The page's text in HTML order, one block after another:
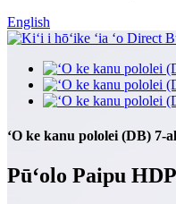
English
ʻO ke kanu pololei (DB) 7-
Pūʻolo Paipu